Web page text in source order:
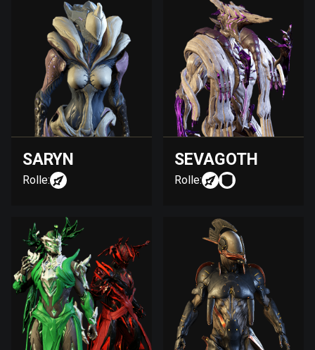
SARYN
Rolle:
SEVAGOTH
Rolle: